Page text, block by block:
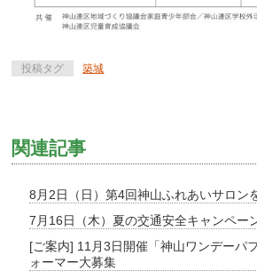
投稿タグ 築城
関連記事
8月2日（日）第4回神山ふれあいサロン
7月16日（木）夏の交通安全キャンペー
[ご案内] 11月3日開催「神山ワンデーパ
ォーマー大募集